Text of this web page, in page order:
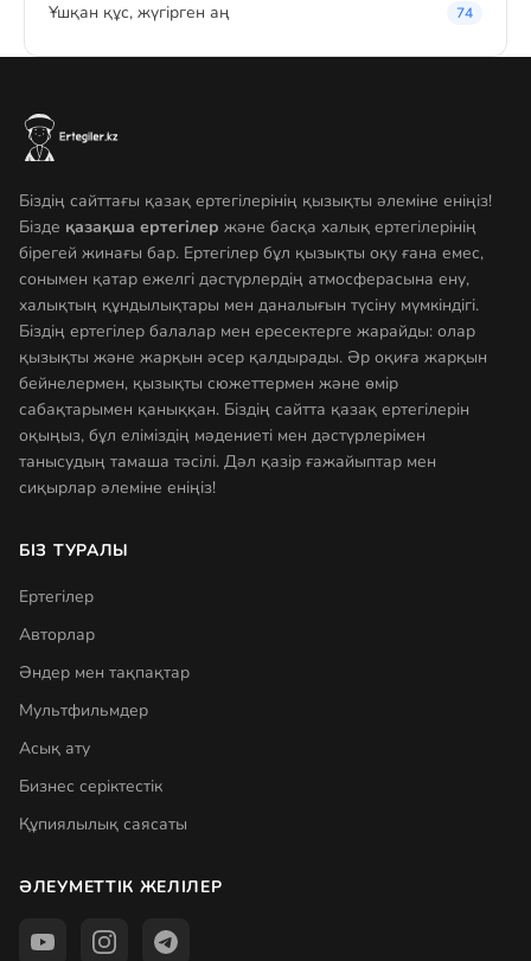
Ұшқан құс, жүгірген аң 74
Біздің сайттағы қазақ ертегілерінің қызықты әлеміне еніңіз!
Бізде қазақша ертегілер және басқа халық ертегілерінің
бірегей жинағы бар. Ертегілер бұл қызықты оқу ғана емес,
сонымен қатар ежелгі дәстүрлердің атмосферасына ену,
халықтың құндылықтары мен даналығын түсіну мүмкіндігі.
Біздің ертегілер балалар мен ересектерге жарайды: олар
қызықты және жарқын әсер қалдырады. Әр оқиға жарқын
бейнелермен, қызықты сюжеттермен және өмір
сабақтарымен қаныққан. Біздің сайтта қазақ ертегілерін
оқыңыз, бұл еліміздің мәдениеті мен дәстүрлерімен
танысудың тамаша тәсілі. Дәл қазір ғажайыптар мен
сиқырлар әлеміне еніңіз!
БІЗ ТУРАЛЫ
Ертегілер
Авторлар
Әндер мен тақпақтар
Мультфильмдер
Асық ату
Бизнес серіктестік
Құпиялылық саясаты
ӘЛЕУМЕТТІК ЖЕЛІЛЕР